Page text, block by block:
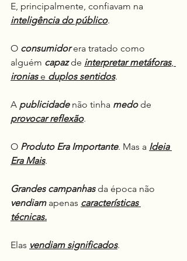
E, principalmente, confiavam na
inteligência do público.
O consumidor era tratado como
alguém capaz de interpretar metáforas,
ironias e duplos sentidos.
A publicidade não tinha medo de
provocar reflexão.
O Produto Era Importante. Mas a Ideia
Era Mais.
Grandes campanhas da época não
vendiam apenas características
técnicas.
Elas vendiam significados.